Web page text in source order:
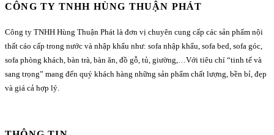
CÔNG TY TNHH HÙNG THUẬN PHÁT
Công ty TNHH Hùng Thuận Phát là đơn vị chuyên cung cấp các sản phẩm nội
thất cáo cấp trong nước và nhập khẩu như: sofa nhập khẩu, sofa bed, sofa góc,
sofa phòng khách, bàn trà, bàn ăn, đồ gỗ, tủ, giường,…Với tiêu chí “tinh tế và
sang trọng” mang đến quý khách hàng những sản phẩm chất lượng, bền bỉ, đẹp
và giá cả hợp lý.